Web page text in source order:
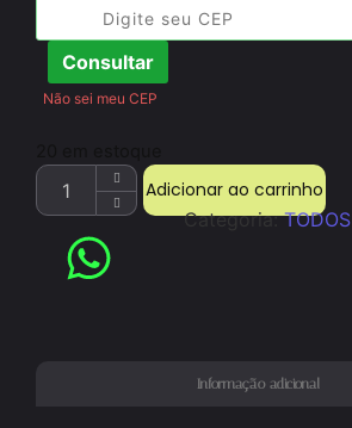
Consultar
Não sei meu CEP
Adicionar ao carrinho
Categoria:TODOS
Informação adicional